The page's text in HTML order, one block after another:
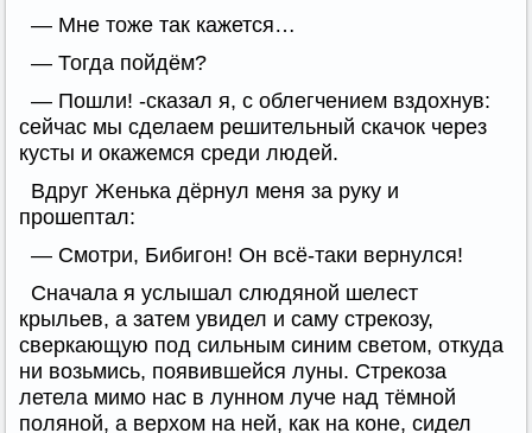
— Мне тоже так кажется…
— Тогда пойдём?
— Пошли! -сказал я, с облегчением вздохнув:
сейчас мы сделаем решительный скачок через
кусты и окажемся среди людей.
Вдруг Женька дёрнул меня за руку и
прошептал:
— Смотри, Бибигон! Он всё-таки вернулся!
Сначала я услышал слюдяной шелест
крыльев, а затем увидел и саму стрекозу,
сверкающую под сильным синим светом, откуда
ни возьмись, появившейся луны. Стрекоза
летела мимо нас в лунном луче над тёмной
поляной, а верхом на ней, как на коне, сидел